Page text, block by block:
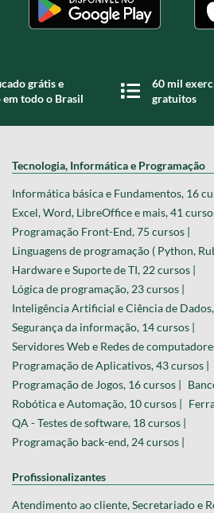
grátis e
todo o Brasil
60 mil
gratuitos
Tecnologia, Informática e Programação
Informática básica e Fundamentos, 16
Excel, Word, LibreOffice e mais, 41
Programação Front-End, 75 cursos |
Linguagens de programação ( Python,
Hardware e Suporte de TI, 22 cursos |
Lógica de programação, 23 cursos |
Inteligência Artificial e Ciência de
Segurança da informação, 14 cursos |
Servidores Web e Redes de
Programação de Aplicativos, 43 cursos |
Programação de Jogos, 16 cursos |
Robótica e Automação, 10 cursos |
QA - Testes de software, 18 cursos |
Programação back-end, 24 cursos |
Profissionalizantes
Atendimento ao cliente, Secretariado e